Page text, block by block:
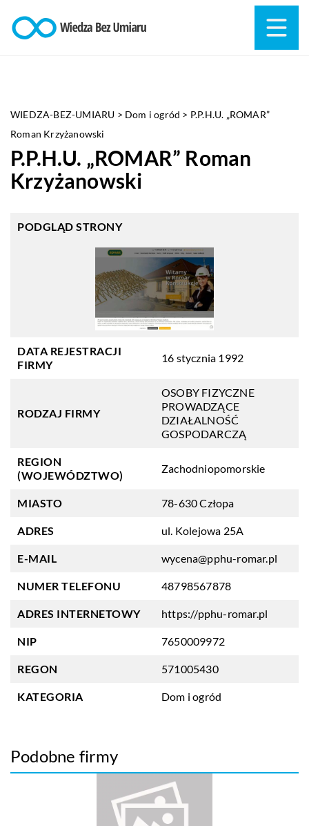
WIEDZA-BEZ-UMIARU > Dom i ogród > P.P.H.U. „ROMAR”
Roman Krzyżanowski
P.P.H.U. „ROMAR” Roman
Krzyżanowski
PODGLĄD STRONY
DATA REJESTRACJI
FIRMY
16 stycznia 1992
RODZAJ FIRMY
OSOBY FIZYCZNE
PROWADZĄCE
DZIAŁALNOŚĆ
GOSPODARCZĄ
REGION
(WOJEWÓDZTWO)
Zachodniopomorskie
MIASTO 78-630 Człopa
ADRES ul. Kolejowa 25A
E-MAIL wycena@pphu-romar.pl
NUMER TELEFONU 48798567878
ADRES INTERNETOWY https://pphu-romar.pl
NIP 7650009972
REGON 571005430
KATEGORIA Dom i ogród
Podobne firmy